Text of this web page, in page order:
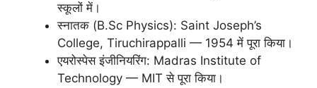
स्कूलों में।
स्नातक (B.Sc Physics): Saint Joseph’s
College, Tiruchirappalli — 1954 में पूरा किया।
एयरोस्पेस इंजीनियरिंग: Madras Institute of
Technology — MIT से पूरा किया।